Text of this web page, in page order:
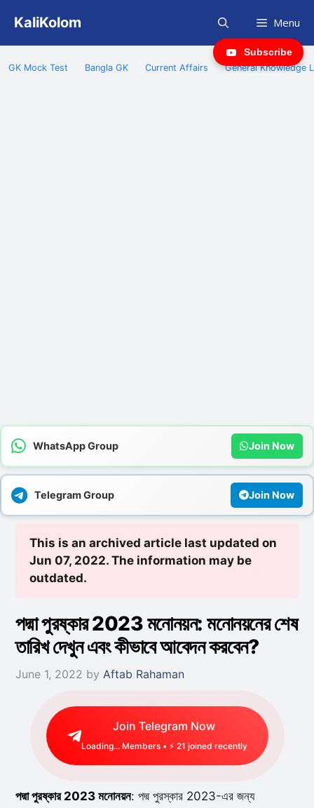
content
KaliKolom Menu
GK Mock Test Bangla GK Current Affairs General Knowledge
WhatsApp Group Join Now
Telegram Group Join Now
Subscribe
This is an archived article last updated on
Jun 07, 2022. The information may be
outdated.
পদ্মা পুরষ্কার 2023 মনোনয়ন: মনোনয়নের শেষ
তারিখ দেখুন এবং কীভাবে আবেদন করবেন?
June 1, 2022 by Aftab Rahaman
Join Telegram Now
Loading...Members • ⚡ 31 joined recently
পদ্মা পুরষ্কার 2023 মনোনয়ন: পদ্ম পুরস্কার 2023-এর জন্য